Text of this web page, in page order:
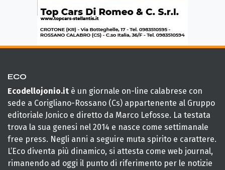
ECO
Ecodellojonio.it è un giornale on-line calabrese con
sede a Corigliano-Rossano (Cs) appartenente al Gruppo
editoriale Jonico e diretto da Marco Lefosse. La testata
trova la sua genesi nel 2014 e nasce come settimanale
free press. Negli anni a seguire muta spirito e carattere.
L’Eco diventa più dinamico, si attesta come web journal,
rimanendo ad oggi il punto di riferimento per le notizie